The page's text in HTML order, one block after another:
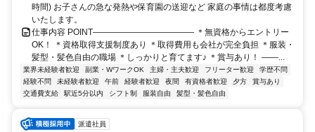
時間) お子さんの急な発熱や保育園の送迎など 家庭の事情は都度考慮
いたします。
仕事内容 POINT―――――――――――― ＊無資格からエントリー
OK！ ＊資格取得支援制度あり ＊取得費用も会社が完全負担 ＊服装・
髪型・髪色自由の職場 ＊しっかりと育てます♪ ＊賞与あり！ ――...
業界未経験者歓迎 副業・WワークOK 主婦・主夫歓迎 フリーター歓迎
学歴不問
経験不問
未経験者歓迎 午前 経験者歓迎 夜間 有資格者歓迎 夕方
賞与あり
交通費支給
駅近5分以内 シフト制 服装自由 髪型・髪色自由
派遣社員